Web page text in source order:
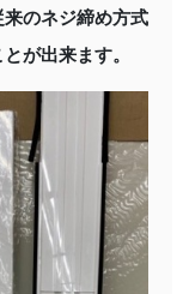
のネジ締め方式
が出来ます。